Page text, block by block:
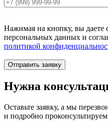
Нажимая на кнопку, вы даете
персональных данных и
политикой
Нужна
Оставьте заявку, а мы
и подробно